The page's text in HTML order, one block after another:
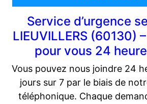
Service d’urgence
LIEUVILLERS (60130)
pour vous 24
Vous pouvez nous joindre 24
jours sur 7 par le biais de
téléphonique. Chaque